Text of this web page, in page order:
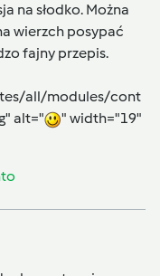
na słodko. Można
wierzch posypać
fajny przepis.
all/modules/cont
alt="
" width="19"